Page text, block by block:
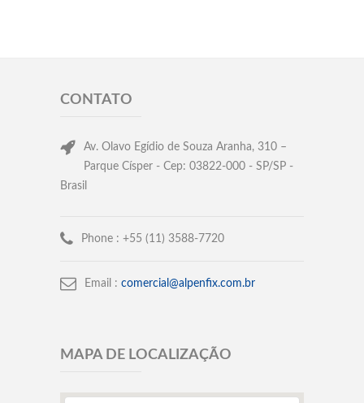
CONTATO
Av. Olavo Egídio de Souza Aranha, 310 –
Parque Císper - Cep: 03822-000 - SP/SP -
Brasil
Phone : +55 (11) 3588-7720
Email : comercial@alpenfix.com.br
MAPA DE LOCALIZAÇÃO